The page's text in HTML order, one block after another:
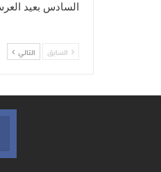
السادس بعيد
السابق التالي